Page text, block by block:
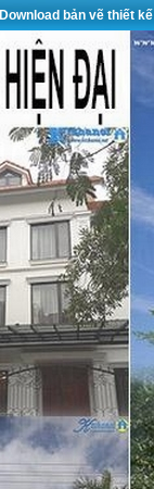
Download bản vẽ thiết kế